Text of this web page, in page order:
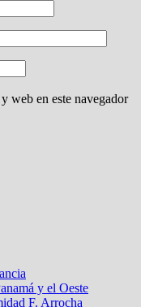
web en este navegador
y el Oeste
F. Arrocha